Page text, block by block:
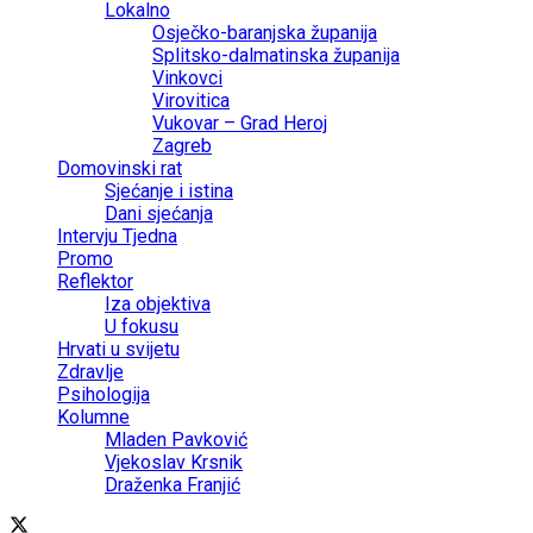
Lokalno
Osječko-baranjska županija
Splitsko-dalmatinska županija
Vinkovci
Virovitica
Vukovar – Grad Heroj
Zagreb
Domovinski rat
Sjećanje i istina
Dani sjećanja
Intervju Tjedna
Promo
Reflektor
Iza objektiva
U fokusu
Hrvati u svijetu
Zdravlje
Psihologija
Kolumne
Mladen Pavković
Vjekoslav Krsnik
Draženka Franjić